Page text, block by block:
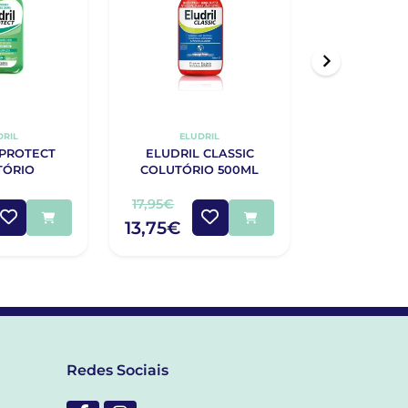
ELUDRIL
ELUDRIL CLASSIC
COLUTÓRIO 500ML
17,95€
13,75€
Redes Sociais